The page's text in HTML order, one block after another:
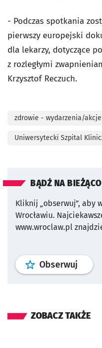
- Podczas spotkania
pierwszy europejski
dla lekarzy, dotyczące
z rozległymi
Krzysztof Reczuch.
zdrowie - wydarzenia/akcje
Uniwersytecki Szpital
BĄDŹ NA
Kliknij „obserwuj”, aby
Wrocławiu.
www.wroclaw.pl
Obserwuj profil
ZOBACZ TAKŻE